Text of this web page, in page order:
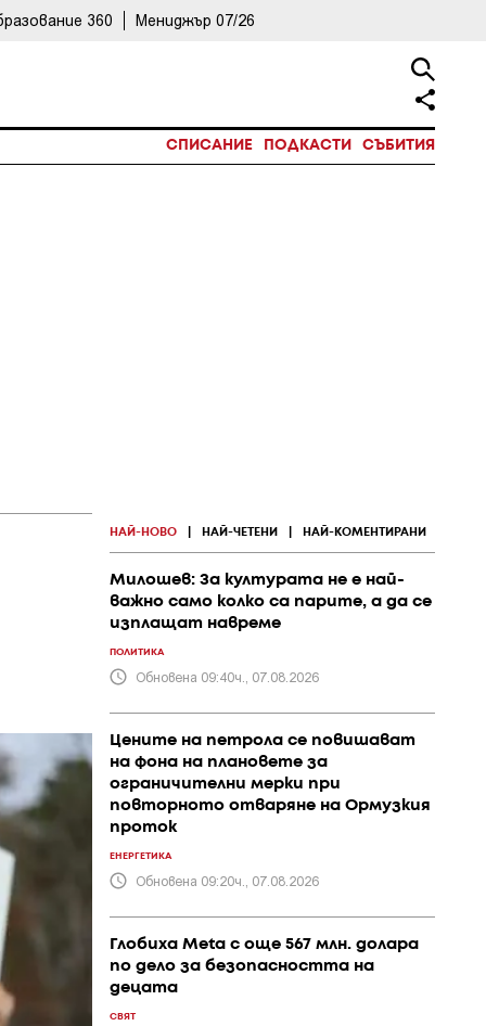
360 Мениджър 07/26
СПИСАНИЕ ПОДКАСТИ СЪБИТИЯ
НАЙ-НОВО НАЙ-ЧЕТЕНИ НАЙ-КОМЕНТИРАНИ
Милошев: За културата не е най-
важно само колко са парите, а да се
изплащат навреме
ПОЛИТИКА
Обновена 09:40ч., 07.08.2026
Цените на петрола се повишават
на фона на плановете за
ограничителни мерки при
повторното отваряне на Ормузкия
проток
ЕНЕРГЕТИКА
Обновена 09:20ч., 07.08.2026
Глобиха Meta с още 567 млн. долара
по дело за безопасността на
децата
СВЯТ